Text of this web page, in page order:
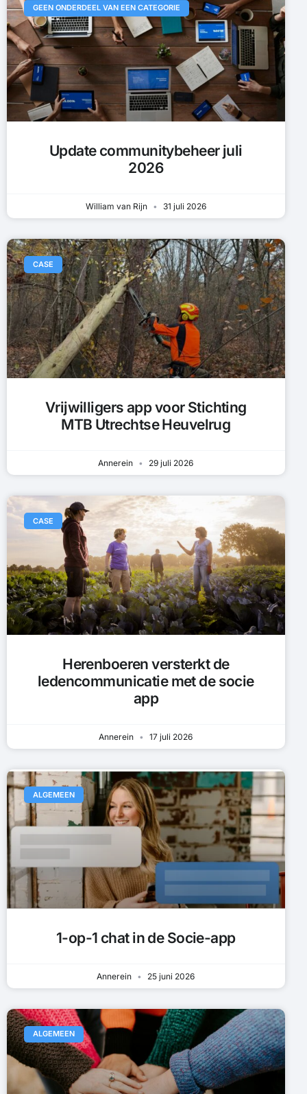
GEEN ONDERDEEL VAN EEN CATEGORIE
Update communitybeheer juli
2026
William van Rijn 31 juli 2026
CASE
Vrijwilligers app voor Stichting
MTB Utrechtse Heuvelrug
Annerein 29 juli 2026
CASE
Herenboeren versterkt de
ledencommunicatie met de socie
app
Annerein 17 juli 2026
ALGEMEEN
1-op-1 chat in de Socie-app
Annerein 25 juni 2026
ALGEMEEN